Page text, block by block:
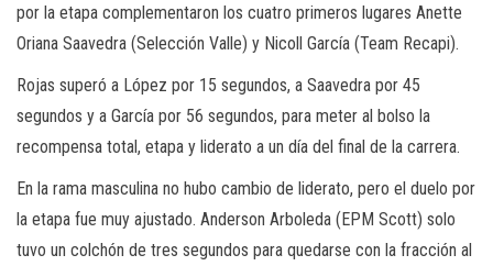
por la etapa complementaron los cuatro primeros lugares Anette
Oriana Saavedra (Selección Valle) y Nicoll García (Team Recapi).
Rojas superó a López por 15 segundos, a Saavedra por 45
segundos y a García por 56 segundos, para meter al bolso la
recompensa total, etapa y liderato a un día del final de la carrera.
En la rama masculina no hubo cambio de liderato, pero el duelo por
la etapa fue muy ajustado. Anderson Arboleda (EPM Scott) solo
tuvo un colchón de tres segundos para quedarse con la fracción al